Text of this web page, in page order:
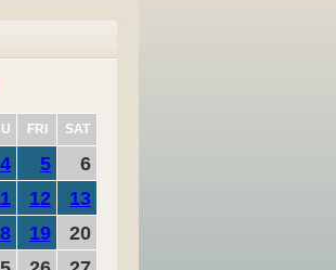
FRI SAT
4 5
6
12
13
19
20